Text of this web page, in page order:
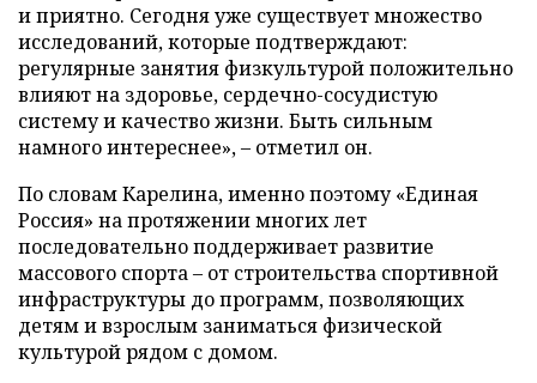
и приятно. Сегодня уже существует множество
исследований, которые подтверждают:
регулярные занятия физкультурой положительно
влияют на здоровье, сердечно-сосудистую
систему и качество жизни. Быть сильным
намного интереснее», – отметил он.
По словам Карелина, именно поэтому «Единая
Россия» на протяжении многих лет
последовательно поддерживает развитие
массового спорта – от строительства спортивной
инфраструктуры до программ, позволяющих
детям и взрослым заниматься физической
культурой рядом с домом.